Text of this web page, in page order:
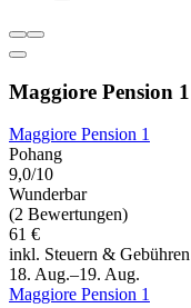
Maggiore Pension 1
Maggiore Pension 1
Pohang
9,0/10
Wunderbar
(2 Bewertungen)
61 €
inkl. Steuern & Gebühren
18. Aug.–19. Aug.
Maggiore Pension 1